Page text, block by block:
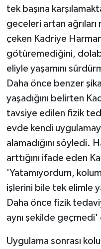
tek başına
geceleri artan
çeken Kadriye
götüremediğini,
eliyle yaşamını
Daha önce benzer
yaşadığını belirten
tavsiye edilen fizik
evde kendi
alamadığını söyledi.
arttığını ifade eden
'Yatamıyordum,
işlerini bile tek elimle
Daha önce fizik
aynı şekilde
Uygulama sonrası